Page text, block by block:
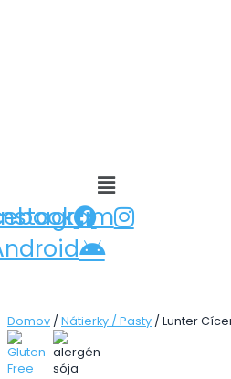
Main
Menu
Domov / Nátierky / Pasty / Lunter